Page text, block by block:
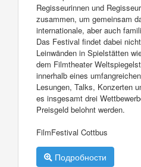
Regisseurinnen und
zusammen, um gemeinsam
internationale, aber auch
Das Festival findet dabei
Leinwänden in Spielstätten
dem Filmtheater
innerhalb eines
Lesungen, Talks, Konzerten
es insgesamt drei
Preisgeld belohnt werden.
FilmFestival Cottbus
Подробности